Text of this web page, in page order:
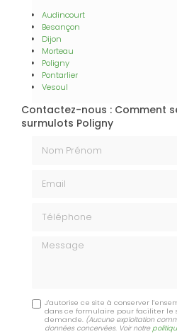
Audincourt
Besançon
Dijon
Morteau
Poligny
Pontarlier
Vesoul
Contactez-nous : Comment
surmulots Poligny
Message
J'autorise ce site à conserver
dans ce formulaire pour faciliter
demande. (Aucune exploitation
données concervées. Voir notre